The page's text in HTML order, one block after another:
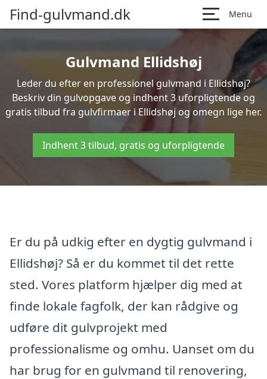
Find-gulvmand.dk Menu
Gulvmand Ellidshøj
Leder du efter en professionel gulvmand i Ellidshøj?
Beskriv din gulvopgave og indhent 3 uforpligtende og
gratis tilbud fra gulvfirmaer i Ellidshøj og omegn lige her.
Indhent 3 tilbud, gratis og uforpligtende
Er du på udkig efter en dygtig gulvmand i
Ellidshøj? Så er du kommet til det rette
sted. Vores platform hjælper dig med at
finde lokale fagfolk, der kan rådgive og
udføre dit gulvprojekt med
professionalisme og omhu. Uanset om du
har brug for en gulvmand til renovering,